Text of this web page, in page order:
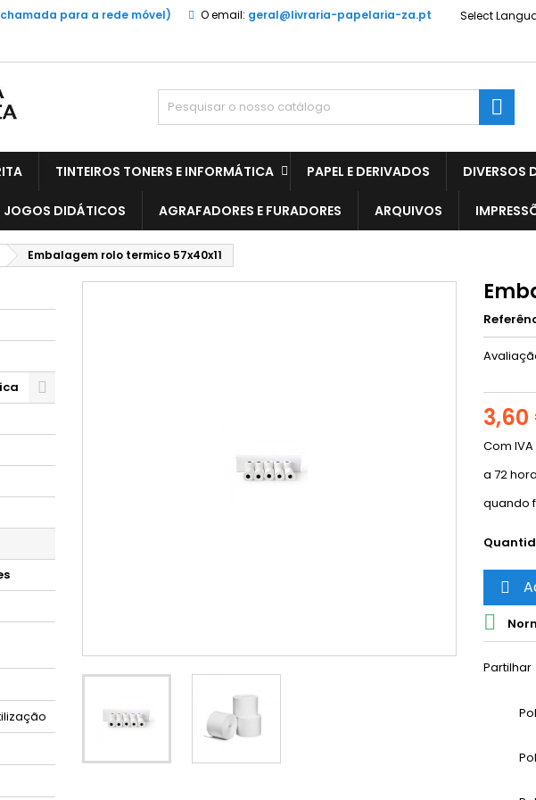
para a rede móvel) O email: geral@livraria-papelaria-za.pt Select

TINTEIROS TONERS E INFORMÁTICA PAPEL E DERIVADOS DIVERSOS
JOGOS DIDÁTICOS AGRAFADORES E FURADORES ARQUIVOS
Embalagem rolo termico 57x40x11
Com IVA
a 72
quando


Partilhar